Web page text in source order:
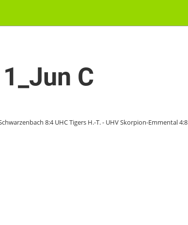
C
8:4 UHC Tigers H.-T. - UHV Skorpion-Emmental 4:8